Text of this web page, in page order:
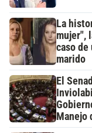
La
mujer",
caso de
marido
El
Manejo